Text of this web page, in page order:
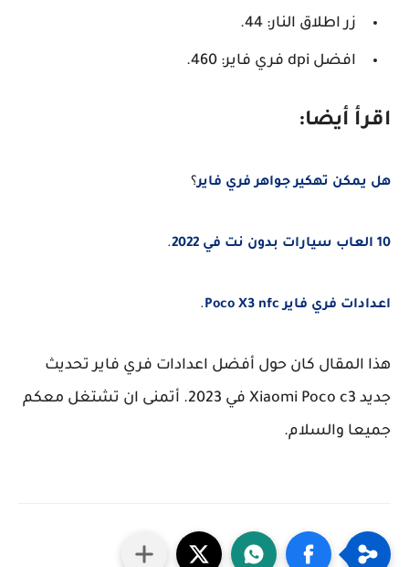
زر اطلاق النار: 44.
افضل dpi فري فاير: 460.
اقرأ أيضا:
هل يمكن تهكير جواهر فري فاير؟
10 العاب سيارات بدون نت في 2022 .
اعدادات فري فاير Poco X3 nfc .
هذا المقال كان حول أفضل اعدادات فري فاير تحديث
جديد Xiaomi Poco c3 في 2023. أتمنى ان تشتغل معكم
جميعا والسلام.